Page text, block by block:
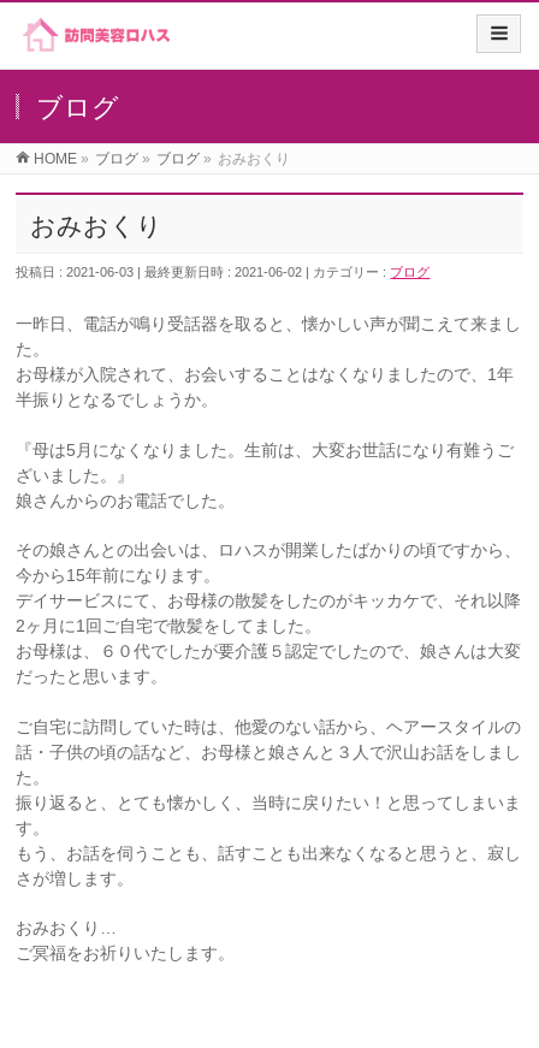
ブログ
HOME » ブログ » ブログ » おみおくり
おみおくり
投稿日 : 2021-06-03 最終更新日時 : 2021-06-02 カテゴリー : ブログ
一昨日、電話が鳴り受話器を取ると、懐かしい声が聞こえて来まし
た。
お母様が入院されて、お会いすることはなくなりましたので、1年
半振りとなるでしょうか。
『母は5月になくなりました。生前は、大変お世話になり有難うご
ざいました。』
娘さんからのお電話でした。
その娘さんとの出会いは、ロハスが開業したばかりの頃ですから、
今から15年前になります。
デイサービスにて、お母様の散髪をしたのがキッカケで、それ以降
2ヶ月に1回ご自宅で散髪をしてました。
お母様は、６０代でしたが要介護５認定でしたので、娘さんは大変
だったと思います。
ご自宅に訪問していた時は、他愛のない話から、ヘアースタイルの
話・子供の頃の話など、お母様と娘さんと３人で沢山お話をしまし
た。
振り返ると、とても懐かしく、当時に戻りたい！と思ってしまいま
す。
もう、お話を伺うことも、話すことも出来なくなると思うと、寂し
さが増します。
おみおくり…
ご冥福をお祈りいたします。